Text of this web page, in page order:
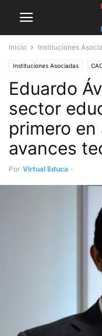
Inicio Instituciones
Instituciones Asociadas
Universidad 2030
Eduardo
sector
primero
avances
Por Virtual Educa -